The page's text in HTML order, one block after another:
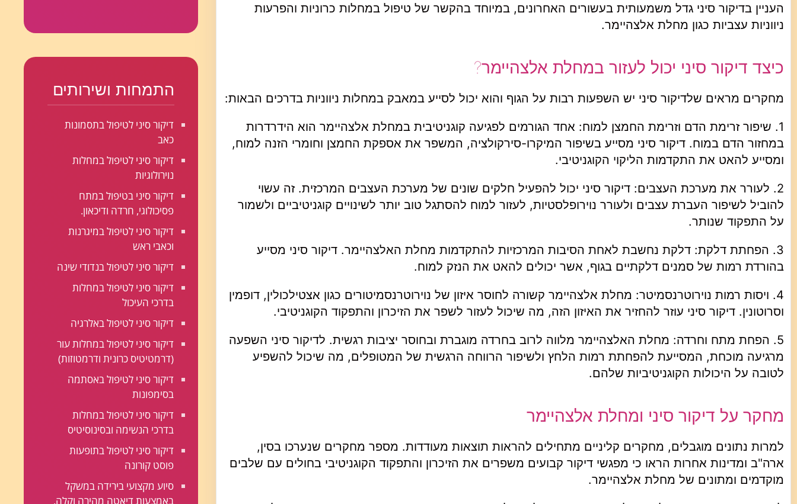
העניין בדיקור סיני גדל משמעותית בעשורים האחרונים, במיוחד בהקשר של טיפול במחלות כרוניות והפרעות
ניווניות עצביות כגון מחלת אלצהיימר.
כיצד דיקור סיני יכול לעזור במחלת אלצהיימר?
מחקרים מראים שלדיקור סיני יש השפעות רבות על הגוף והוא יכול לסייע במאבק במחלות ניווניות בדרכים הבאות:
1. שיפור זרימת הדם וזרימת החמצן למוח: אחד הגורמים לפגיעה קוגניטיבית במחלת אלצהיימר הוא הידרדרות
במחזור הדם במוח. דיקור סיני מסייע בשיפור המיקרו-סירקולציה, המשפר את אספקת החמצן וחומרי הזנה למוח,
ומסייע להאט את התקדמות הליקוי הקוגניטיבי.
2. לעורר את מערכת העצבים: דיקור סיני יכול להפעיל חלקים שונים של מערכת העצבים המרכזית. זה עשוי
להוביל לשיפור העברת עצבים ולעורר נוירופלסטיות, לעזור למוח להסתגל טוב יותר לשינויים קוגניטיביים ולשמור
על התפקוד שנותר.
3. הפחתת דלקת: דלקת נחשבת לאחת הסיבות המרכזיות להתקדמות מחלת האלצהיימר. דיקור סיני מסייע
בהורדת רמות של סמנים דלקתיים בגוף, אשר יכולים להאט את הנזק למוח.
4. ויסות רמות נוירוטרנסמיטר: מחלת אלצהיימר קשורה לחוסר איזון של נוירוטרנסמיטורים כגון אצטילכולין, דופמין
וסרוטונין. דיקור סיני עוזר להחזיר את האיזון הזה, מה שיכול לעזור לשפר את הזיכרון והתפקוד הקוגניטיבי.
5. הפחת מתח וחרדה: מחלת האלצהיימר מלווה לרוב בחרדה מוגברת ובחוסר יציבות רגשית. לדיקור סיני השפעה
מרגיעה מוכחת, המסייעת להפחתת רמות הלחץ ולשיפור הרווחה הרגשית של המטופלים, מה שיכול להשפיע
לטובה על היכולות הקוגניטיביות שלהם.
מחקר על דיקור סיני ומחלת אלצהיימר
למרות נתונים מוגבלים, מחקרים קליניים מתחילים להראות תוצאות מעודדות. מספר מחקרים שנערכו בסין,
ארה"ב ומדינות אחרות הראו כי מפגשי דיקור קבועים משפרים את הזיכרון והתפקוד הקוגניטיבי בחולים עם שלבים
מוקדמים ומתונים של מחלת אלצהיימר.
התמחות ושירותים
דיקור סיני לטיפול בתסמונות
כאב
דיקור סיני לטיפול במחלות
נוירולוגיות
דיקור סיני בטיפול במתח
פסיכולוגי, חרדה ודיכאון.
דיקור סיני לטיפול במיגרנות
וכאבי ראש
דיקור סיני לטיפול בנדודי שינה
דיקור סיני לטיפול במחלות
בדרכי העיכול
דיקור סיני לטיפול באלרגיה
דיקור סיני לטיפול במחלות עור
(דרמטיטיס כרונית ודרמטוזות)
דיקור סיני לטיפול באסתמה
בסימפונות
דיקור סיני לטיפול במחלות
בדרכי הנשימה ובסינוסיטיס
דיקור סיני לטיפול בתופעות
פוסט קורונה
סיוע מקצועי בירידה במשקל
באמצעות דיאטה מהירה וקלה,